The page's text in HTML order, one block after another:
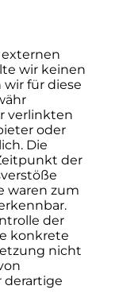
wir keinen
wir für diese
verlinkten
oder
Die
der
waren zum
der
konkrete
nicht
derartige